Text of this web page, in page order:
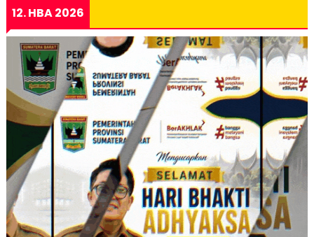
12. HBA 2026